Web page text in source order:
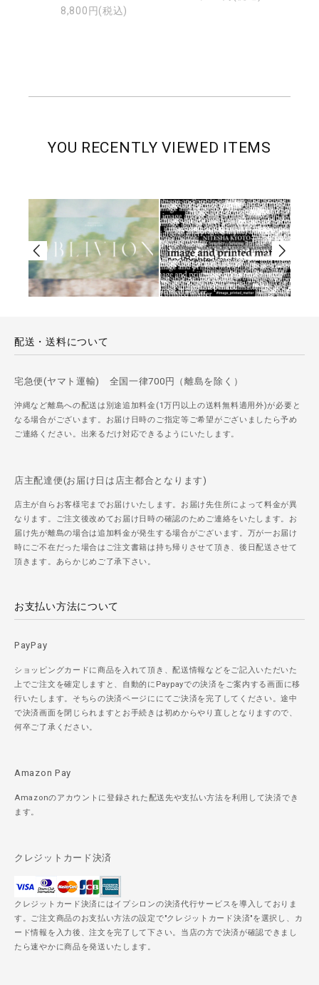
8,800円(税込)
YOU RECENTLY VIEWED ITEMS
配送・送料について
宅急便(ヤマト運輸) 全国一律700円（離島を除く）
沖縄など離島への配送は別途追加料金(1万円以上の送料無料適用外)が必要と
なる場合がございます。お届け日時のご指定等ご希望がございましたら予め
ご連絡ください。出来るだけ対応できるようにいたします。
店主配達便(お届け日は店主都合となります)
店主が自らお客様宅までお届けいたします。お届け先住所によって料金が異
なります。ご注文後改めてお届け日時の確認のためご連絡をいたします。お
届け先が離島の場合は追加料金が発生する場合がございます。万が一お届け
時にご不在だった場合はご注文書籍は持ち帰りさせて頂き、後日配送させて
頂きます。あらかじめご了承下さい。
お支払い方法について
PayPay
ショッピングカードに商品を入れて頂き、配送情報などをご記入いただいた
上でご注文を確定しますと、自動的にPaypayでの決済をご案内する画面に移
行いたします。そちらの決済ページににてご決済を完了してください。途中
で決済画面を閉じられますとお手続きは初めからやり直しとなりますので、
何卒ご了承ください。
Amazon Pay
Amazonのアカウントに登録された配送先や支払い方法を利用して決済でき
ます。
クレジットカード決済
クレジットカード決済にはイプシロンの決済代行サービスを導入しておりま
す。ご注文商品のお支払い方法の設定で"クレジットカード決済"を選択し、カ
ード情報を入力後、注文を完了して下さい。当店の方で決済が確認できまし
たら速やかに商品を発送いたします。